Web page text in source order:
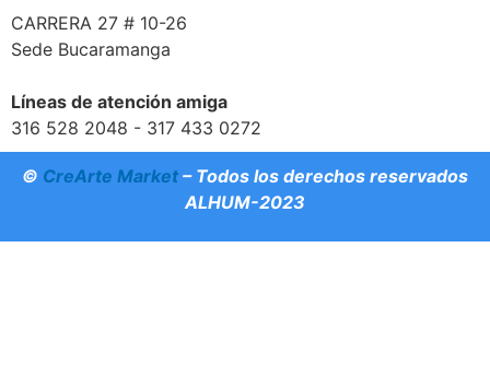
CARRERA 27 # 10-26
Sede Bucaramanga
Líneas de atención amiga
316 528 2048 - 317 433 0272
© CreArte Market – Todos los derechos reservados
ALHUM-2023